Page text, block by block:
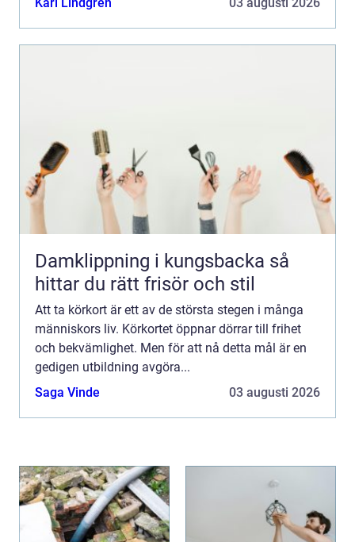
Damklippning i kungsbacka så
hittar du rätt frisör och stil
Att ta körkort är ett av de största stegen i många
människors liv. Körkortet öppnar dörrar till frihet
och bekvämlighet. Men för att nå detta mål är en
gedigen utbildning avgöra...
Saga Vinde
03 augusti 2026